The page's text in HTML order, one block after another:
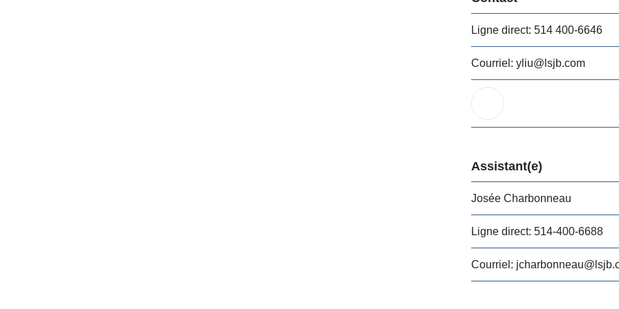
Ligne direct: 514 400-6646
Courriel: yliu@lsjb.com
Assistant(e)
Josée Charbonneau
Ligne direct: 514-400-6688
Courriel: jcharbonneau